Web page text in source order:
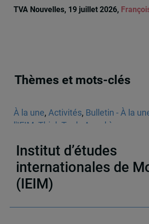
TVA Nouvelles, 19 juillet 2026,
Thèmes et mots-clés
À la une, Activités, Bulletin - À la
l'IEIM Think Tank Appel à
Institut d’études
internationales de
(IEIM)